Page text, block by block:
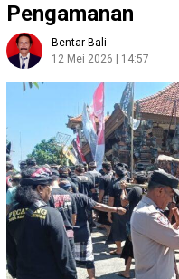
Pengamanan
Bentar Bali
12 Mei 2026 | 14:57